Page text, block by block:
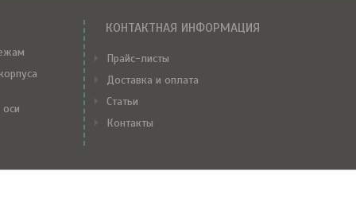
КОНТАКТНАЯ ИНФОРМАЦИЯ
Прайс-листы
Доставка и оплата
Статьи
Контакты